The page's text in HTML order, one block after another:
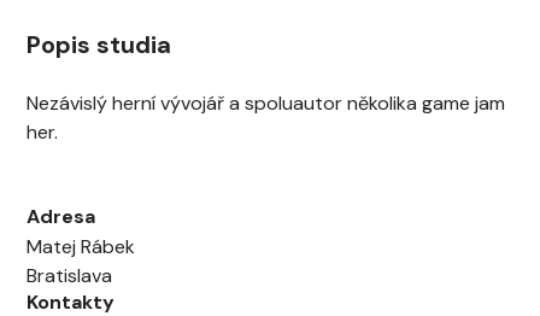
Popis studia
Nezávislý herní vývojář a spoluautor několika game jam
her.
Adresa
Matej Rábek
Bratislava
Kontakty